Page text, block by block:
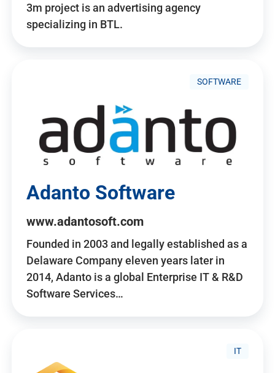
3m project is an advertising agency
specializing in BTL.
SOFTWARE
Adanto Software
www.adantosoft.com
Founded in 2003 and legally established as a
Delaware Company eleven years later in
2014, Adanto is a global Enterprise IT & R&D
Software Services…
IT